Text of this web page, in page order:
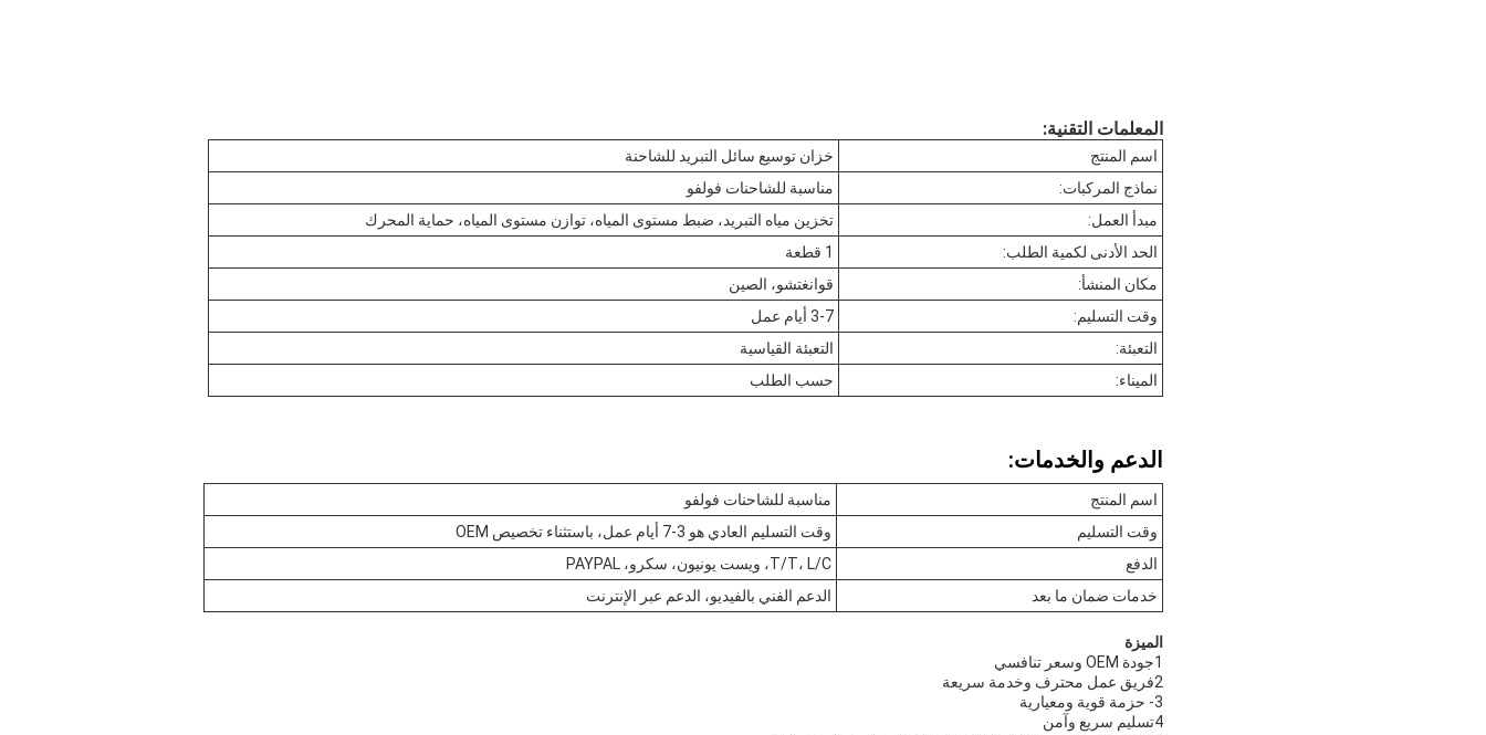
المعلمات التقنية:
اسم المنتج
خزان توسيع سائل التبريد للشاحنة
نماذج المركبات:
مناسبة للشاحنات فولفو
مبدأ العمل:
تخزين مياه التبريد، ضبط مستوى المياه، توازن مستوى المياه، حماية المحرك
الحد الأدنى لكمية الطلب:
1 قطعة
مكان المنشأ:
قوانغتشو، الصين
وقت التسليم:
3-7 أيام عمل
التعبئة:
التعبئة القياسية
الميناء:
حسب الطلب
الدعم والخدمات:
اسم المنتج
مناسبة للشاحنات فولفو
وقت التسليم
وقت التسليم العادي هو 3-7 أيام عمل، باستثناء تخصيص OEM
الدفع
T/T، L/C، ويست يونيون، سكرو، PAYPAL
خدمات ضمان ما بعد
الدعم الفني بالفيديو، الدعم عبر الإنترنت
الميزة
1جودة OEM وسعر تنافسي
2فريق عمل محترف وخدمة سريعة
3- حزمة قوية ومعيارية
4تسليم سريع وآمن